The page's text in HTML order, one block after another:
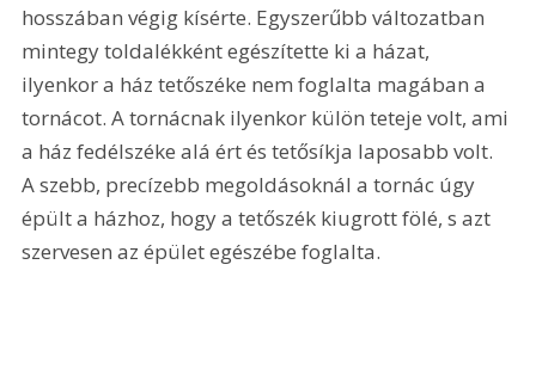
hosszában végig kísérte. Egyszerűbb változatban
mintegy toldalékként egészítette ki a házat,
ilyenkor a ház tetőszéke nem foglalta magában a
tornácot. A tornácnak ilyenkor külön teteje volt, ami
a ház fedélszéke alá ért és tetősíkja laposabb volt.
A szebb, precízebb megoldásoknál a tornác úgy
épült a házhoz, hogy a tetőszék kiugrott fölé, s azt
szervesen az épület egészébe foglalta.